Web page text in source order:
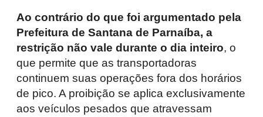
Ao contrário do que foi argumentado pela
Prefeitura de Santana de Parnaíba, a
restrição não vale durante o dia inteiro, o
que permite que as transportadoras
continuem suas operações fora dos horários
de pico. A proibição se aplica exclusivamente
aos veículos pesados que atravessam